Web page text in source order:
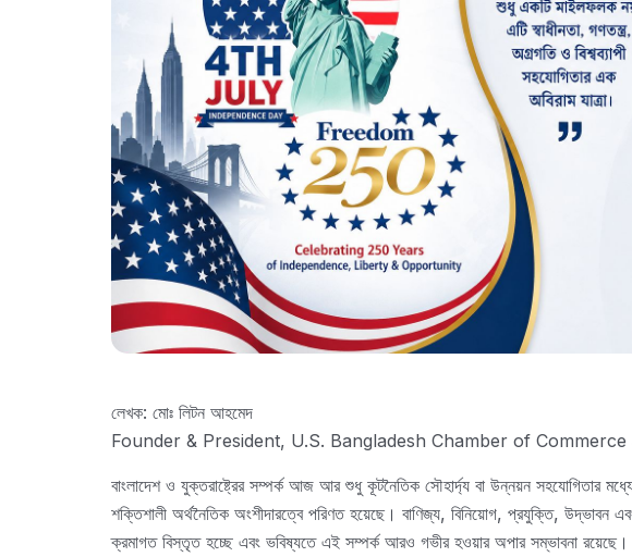
লেখক: মোঃ লিটন আহমেদ
Founder & President, U.S. Bangladesh Chamber of
বাংলাদেশ ও যুক্তরাষ্ট্রের সম্পর্ক আজ আর শুধু কূটনৈতিক সৌহার্দ্য বা উন্নয়ন সহযোগিতার
শক্তিশালী অর্থনৈতিক অংশীদারত্বে পরিণত হয়েছে। বাণিজ্য, বিনিয়োগ, প্রযুক্তি, উদ্ভাবন
ক্রমাগত বিস্তৃত হচ্ছে এবং ভবিষ্যতে এই সম্পর্ক আরও গভীর হওয়ার অপার সম্ভাবনা রয়েছে।